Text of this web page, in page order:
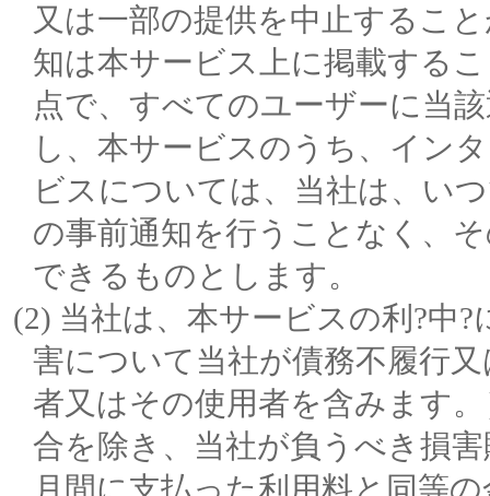
又は一部の提供を中止するこ
知は本サービス上に掲載する
点で、すべてのユーザーに当
し、本サービスのうち、イン
ビスについては、当社は、い
の事前通知を行うことなく、
できるものとします。
当社は、本サービスの利?中
害について当社が債務不履行
者又はその使用者を含みます
合を除き、当社が負うべき損
月間に支払った利用料と同等